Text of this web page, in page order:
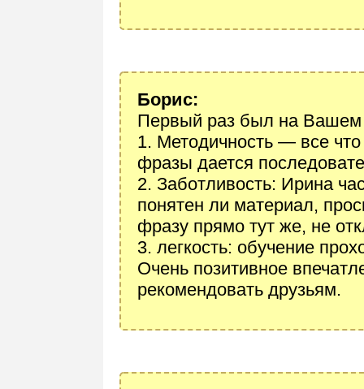
Борис:
Первый раз был на Вашем
1. Методичность — все
фразы дается
2. Заботливость: Ирина
понятен ли материал,
фразу прямо тут же, не
3. легкость: обучение
Очень позитивное
рекомендовать друзьям.